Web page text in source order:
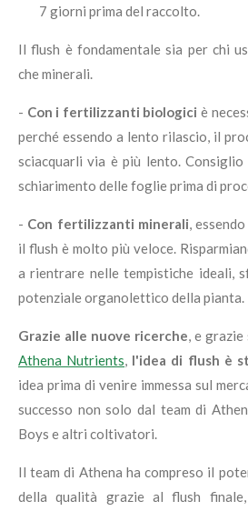
7 giorni prima del raccolto.
Il flush è fondamentale sia per chi
che minerali.
- Con i fertilizzanti biologici è
perché essendo a lento rilascio, il
sciacquarli via è più lento.
schiarimento delle foglie prima di
- Con fertilizzanti minerali,
il flush è molto più veloce.
a rientrare nelle tempistiche ideali,
potenziale organolettico della pianta.
Grazie alle nuove ricerche, e grazie
Athena Nutrients, l'idea di flush è
idea prima di venire immessa sul
successo non solo dal team di
Boys e altri coltivatori.
Il team di Athena ha compreso il
della qualità grazie al flush